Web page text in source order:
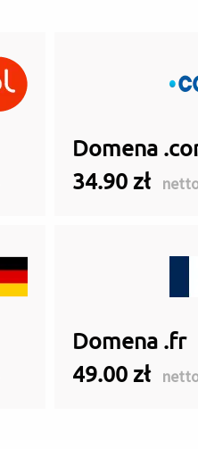
Domena
34.90 zł
Domena .fr
49.00 zł